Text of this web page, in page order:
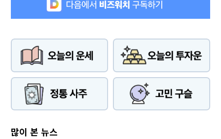
많이 본 뉴스